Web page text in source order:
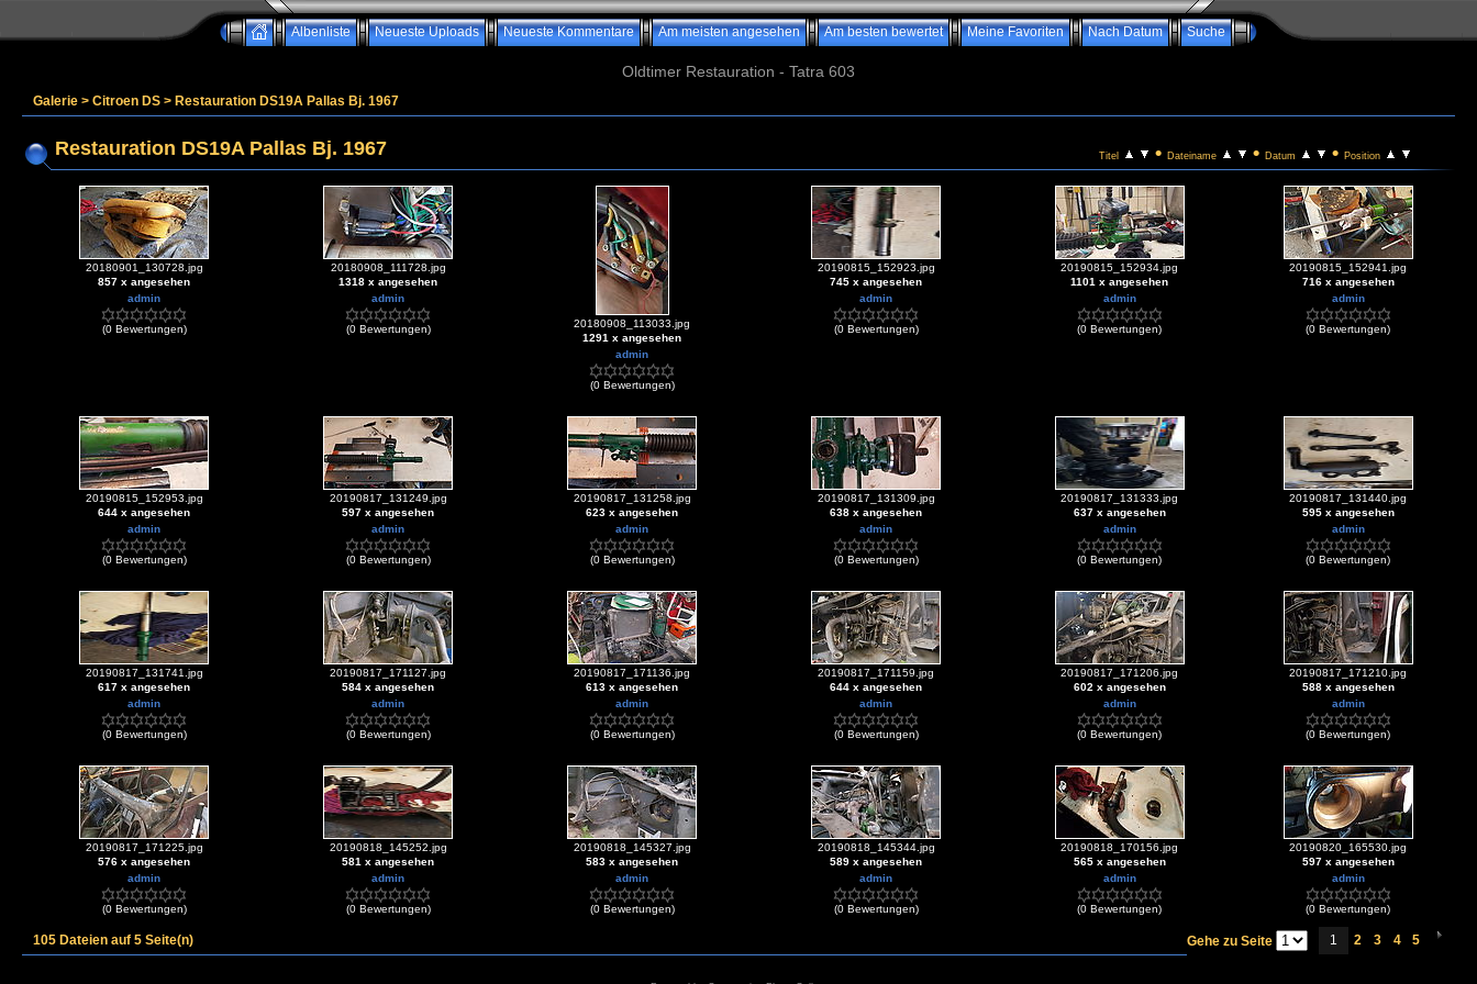
Albenliste Neueste Uploads Neueste Kommentare Am meisten angesehen Am besten bewertet Meine Favoriten Nach Datum Suche
Oldtimer Restauration - Tatra 603
Galerie > Citroen DS > Restauration DS19A Pallas Bj. 1967
Restauration DS19A Pallas Bj. 1967 Titel • Dateiname • Datum • Position
20180901_130728.jpg
857 x angesehen
admin
(0 Bewertungen)
20180908_111728.jpg
1318 x angesehen
admin
(0 Bewertungen)
20180908_113033.jpg
1291 x angesehen
admin
(0 Bewertungen)
20190815_152923.jpg
745 x angesehen
admin
(0 Bewertungen)
20190815_152934.jpg
1101 x angesehen
admin
(0 Bewertungen)
20190815_152941.jpg
716 x angesehen
admin
(0 Bewertungen)
20190815_152953.jpg
644 x angesehen
admin
(0 Bewertungen)
20190817_131249.jpg
597 x angesehen
admin
(0 Bewertungen)
20190817_131258.jpg
623 x angesehen
admin
(0 Bewertungen)
20190817_131309.jpg
638 x angesehen
admin
(0 Bewertungen)
20190817_131333.jpg
637 x angesehen
admin
(0 Bewertungen)
20190817_131440.jpg
595 x angesehen
admin
(0 Bewertungen)
20190817_131741.jpg
617 x angesehen
admin
(0 Bewertungen)
20190817_171127.jpg
584 x angesehen
admin
(0 Bewertungen)
20190817_171136.jpg
613 x angesehen
admin
(0 Bewertungen)
20190817_171159.jpg
644 x angesehen
admin
(0 Bewertungen)
20190817_171206.jpg
602 x angesehen
admin
(0 Bewertungen)
20190817_171210.jpg
588 x angesehen
admin
(0 Bewertungen)
20190817_171225.jpg
576 x angesehen
admin
(0 Bewertungen)
20190818_145252.jpg
581 x angesehen
admin
(0 Bewertungen)
20190818_145327.jpg
583 x angesehen
admin
(0 Bewertungen)
20190818_145344.jpg
589 x angesehen
admin
(0 Bewertungen)
20190818_170156.jpg
565 x angesehen
admin
(0 Bewertungen)
20190820_165530.jpg
597 x angesehen
admin
(0 Bewertungen)
105 Dateien auf 5 Seite(n) Gehe zu Seite 1 2 3 4 5